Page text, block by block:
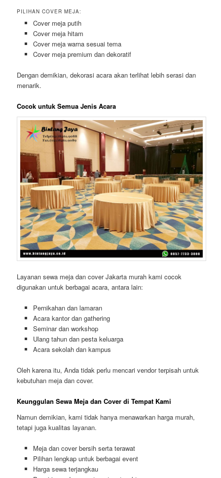
PILIHAN COVER MEJA:
Cover meja putih
Cover meja hitam
Cover meja warna sesuai tema
Cover meja premium dan dekoratif
Dengan demikian, dekorasi acara akan terlihat lebih serasi dan
menarik.
Cocok untuk Semua Jenis Acara
Layanan sewa meja dan cover Jakarta murah kami cocok
digunakan untuk berbagai acara, antara lain:
Pernikahan dan lamaran
Acara kantor dan gathering
Seminar dan workshop
Ulang tahun dan pesta keluarga
Acara sekolah dan kampus
Oleh karena itu, Anda tidak perlu mencari vendor terpisah untuk
kebutuhan meja dan cover.
Keunggulan Sewa Meja dan Cover di Tempat Kami
Namun demikian, kami tidak hanya menawarkan harga murah,
tetapi juga kualitas layanan.
Meja dan cover bersih serta terawat
Pilihan lengkap untuk berbagai event
Harga sewa terjangkau